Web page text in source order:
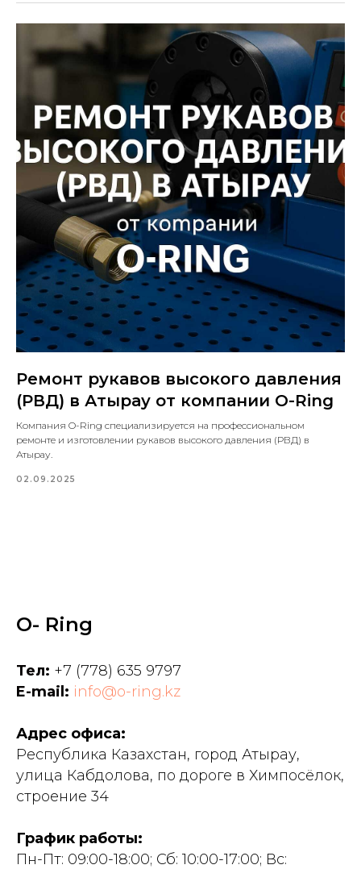
Ремонт рукавов высокого давления
(РВД) в Атырау от компании O-Ring
Компания O-Ring специализируется на профессиональном
ремонте и изготовлении рукавов высокого давления (РВД) в
Атырау.
02.09.2025
O- Ring
Тел: +7 (778) 635 9797
E-mail: info@o-ring.kz
Адрес офиса:
Республика Казахстан, город Атырау,
улица Кабдолова, по дороге в Химпосёлок,
строение 34
График работы:
Пн-Пт: 09:00-18:00; Сб: 10:00-17:00; Вс: